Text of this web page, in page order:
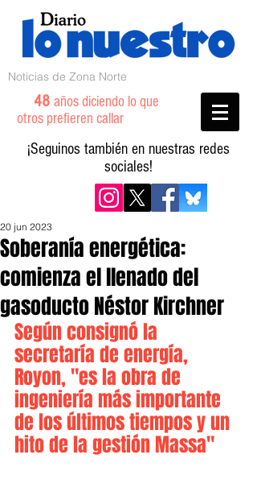
Noticias de Zona Norte
48 años diciendo lo que
otros prefieren callar
¡Seguinos también en nuestras redes
sociales!
Soberanía energética:
comienza el llenado del
gasoducto Néstor Kirchner
20 jun 2023
Según consignó la
secretaría de energía,
Royon, "es la obra de
ingeniería más importante
de los últimos tiempos y un
hito de la gestión Massa"